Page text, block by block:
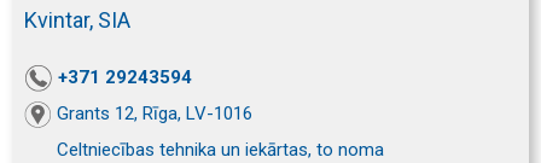
Kvintar, SIA
+371 29243594
Grants 12, Rīga, LV-1016
Celtniecības tehnika un iekārtas, to noma